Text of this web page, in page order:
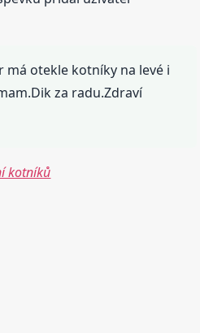
má otekle kotníky na levé i
za radu.Zdraví
kotníků